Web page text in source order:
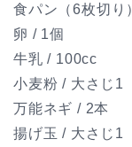
食パン（6枚切り
卵 / 1個
牛乳 / 100cc
小麦粉 / 大さじ1
万能ネギ / 2本
揚げ玉 / 大さじ1